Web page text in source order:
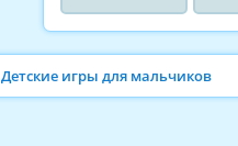
Детские игры для мальчиков